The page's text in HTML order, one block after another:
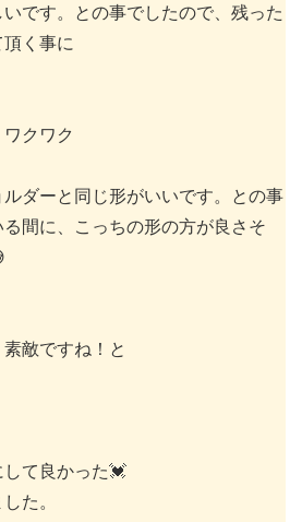
です。との事でしたので、残った
く事に
クワク
ダーと同じ形がいいです。との事
間に、こっちの形の方が良さそ
敵ですね！と
て良かった💓
た。